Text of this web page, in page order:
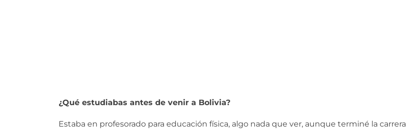
¿Qué estudiabas antes de venir a Bolivia?
Estaba en profesorado para educación física, algo nada que ver, aunque terminé la carrera